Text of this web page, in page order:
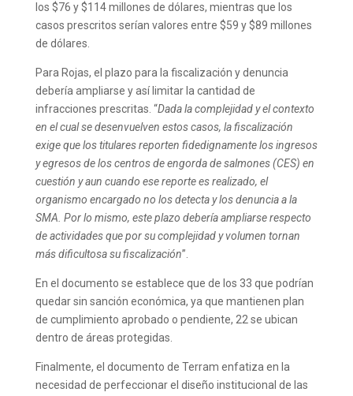
los $76 y $114 millones de dólares, mientras que los
casos prescritos serían valores entre $59 y $89 millones
de dólares.
Para Rojas, el plazo para la fiscalización y denuncia
debería ampliarse y así limitar la cantidad de
infracciones prescritas. “Dada la complejidad y el contexto
en el cual se desenvuelven estos casos, la fiscalización
exige que los titulares reporten fidedignamente los ingresos
y egresos de los centros de engorda de salmones (CES) en
cuestión y aun cuando ese reporte es realizado, el
organismo encargado no los detecta y los denuncia a la
SMA. Por lo mismo, este plazo debería ampliarse respecto
de actividades que por su complejidad y volumen tornan
más dificultosa su fiscalización”.
En el documento se establece que de los 33 que podrían
quedar sin sanción económica, ya que mantienen plan
de cumplimiento aprobado o pendiente, 22 se ubican
dentro de áreas protegidas.
Finalmente, el documento de Terram enfatiza en la
necesidad de perfeccionar el diseño institucional de las